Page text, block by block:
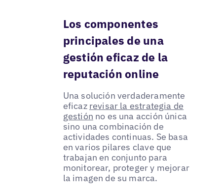
Los componentes
principales de una
gestión eficaz de la
reputación online
Una solución verdaderamente
eficaz revisar la estrategia de
gestión no es una acción única
sino una combinación de
actividades continuas. Se basa
en varios pilares clave que
trabajan en conjunto para
monitorear, proteger y mejorar
la imagen de su marca.